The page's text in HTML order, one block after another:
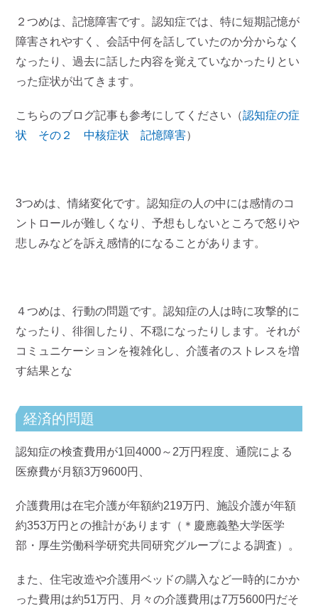
２つめは、記憶障害です。認知症では、特に短期記憶が
障害されやすく、会話中何を話していたのか分からなく
なったり、過去に話した内容を覚えていなかったりとい
った症状が出てきます。
こちらのブログ記事も参考にしてください（認知症の症
状 その２ 中核症状 記憶障害）
3つめは、情緒変化です。認知症の人の中には感情のコ
ントロールが難しくなり、予想もしないところで怒りや
悲しみなどを訴え感情的になることがあります。
４つめは、行動の問題です。認知症の人は時に攻撃的に
なったり、徘徊したり、不穏になったりします。それが
コミュニケーションを複雑化し、介護者のストレスを増
す結果とな
経済的問題
認知症の検査費用が1回4000～2万円程度、通院による
医療費が月額3万9600円、
介護費用は在宅介護が年額約219万円、施設介護が年額
約353万円との推計があります（＊慶應義塾大学医学
部・厚生労働科学研究共同研究グループによる調査）。
また、住宅改造や介護用ベッドの購入など一時的にかか
った費用は約51万円、月々の介護費用は7万5600円だそ